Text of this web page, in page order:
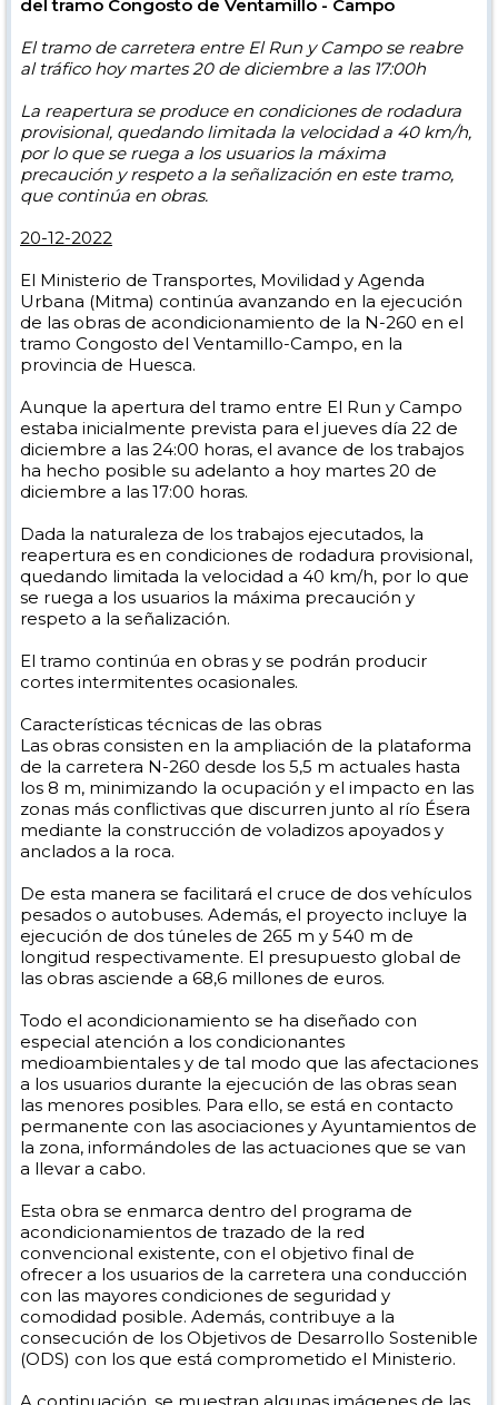
del tramo Congosto de Ventamillo - Campo
El tramo de carretera entre El Run y Campo se reabre
al tráfico hoy martes 20 de diciembre a las 17:00h
La reapertura se produce en condiciones de rodadura
provisional, quedando limitada la velocidad a 40 km/h,
por lo que se ruega a los usuarios la máxima
precaución y respeto a la señalización en este tramo,
que continúa en obras.
20-12-2022
El Ministerio de Transportes, Movilidad y Agenda
Urbana (Mitma) continúa avanzando en la ejecución
de las obras de acondicionamiento de la N-260 en el
tramo Congosto del Ventamillo-Campo, en la
provincia de Huesca.
Aunque la apertura del tramo entre El Run y Campo
estaba inicialmente prevista para el jueves día 22 de
diciembre a las 24:00 horas, el avance de los trabajos
ha hecho posible su adelanto a hoy martes 20 de
diciembre a las 17:00 horas.
Dada la naturaleza de los trabajos ejecutados, la
reapertura es en condiciones de rodadura provisional,
quedando limitada la velocidad a 40 km/h, por lo que
se ruega a los usuarios la máxima precaución y
respeto a la señalización.
El tramo continúa en obras y se podrán producir
cortes intermitentes ocasionales.
Características técnicas de las obras
Las obras consisten en la ampliación de la plataforma
de la carretera N-260 desde los 5,5 m actuales hasta
los 8 m, minimizando la ocupación y el impacto en las
zonas más conflictivas que discurren junto al río Ésera
mediante la construcción de voladizos apoyados y
anclados a la roca.
De esta manera se facilitará el cruce de dos vehículos
pesados o autobuses. Además, el proyecto incluye la
ejecución de dos túneles de 265 m y 540 m de
longitud respectivamente. El presupuesto global de
las obras asciende a 68,6 millones de euros.
Todo el acondicionamiento se ha diseñado con
especial atención a los condicionantes
medioambientales y de tal modo que las afectaciones
a los usuarios durante la ejecución de las obras sean
las menores posibles. Para ello, se está en contacto
permanente con las asociaciones y Ayuntamientos de
la zona, informándoles de las actuaciones que se van
a llevar a cabo.
Esta obra se enmarca dentro del programa de
acondicionamientos de trazado de la red
convencional existente, con el objetivo final de
ofrecer a los usuarios de la carretera una conducción
con las mayores condiciones de seguridad y
comodidad posible. Además, contribuye a la
consecución de los Objetivos de Desarrollo Sostenible
(ODS) con los que está comprometido el Ministerio.